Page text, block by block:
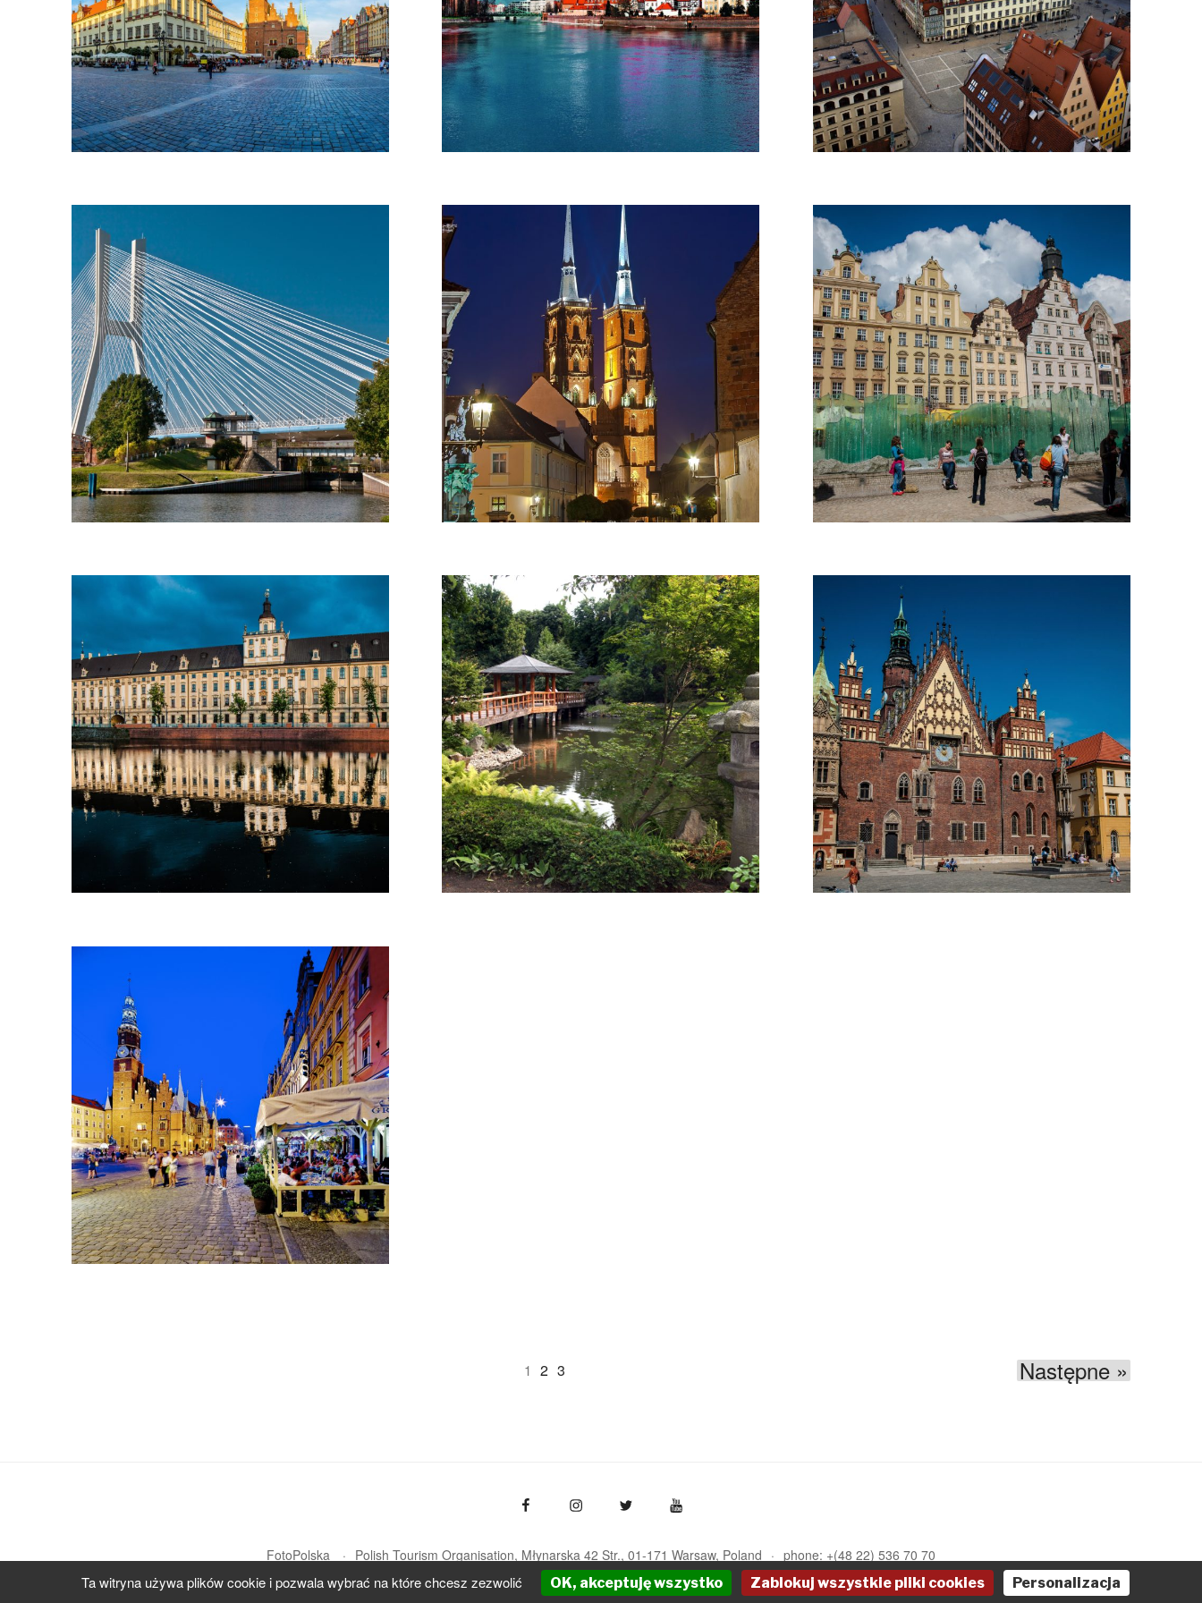
1 2 3 Następne »
FotoPolska Polish Tourism Organisation, Młynarska 42 Str., 01-171 Warsaw Poland
phone: +(48 22) 536 70 70
pot@pot.gov.pl | www.pot.gov.pl | www.polska.travel
Ta witryna używa plików cookie i pozwala wybrać na które chcesz zezwolić OK, akceptuję wszystko Zablokuj wszystkie pliki cookies Personalizacja